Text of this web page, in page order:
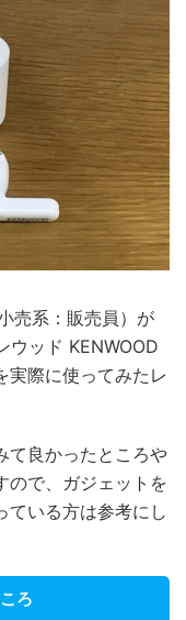
売系：販売員）が
ッド KENWOOD
実際に使ってみたレ
て良かったところや
ので、ガジェットを
ている方は参考にし
ろ